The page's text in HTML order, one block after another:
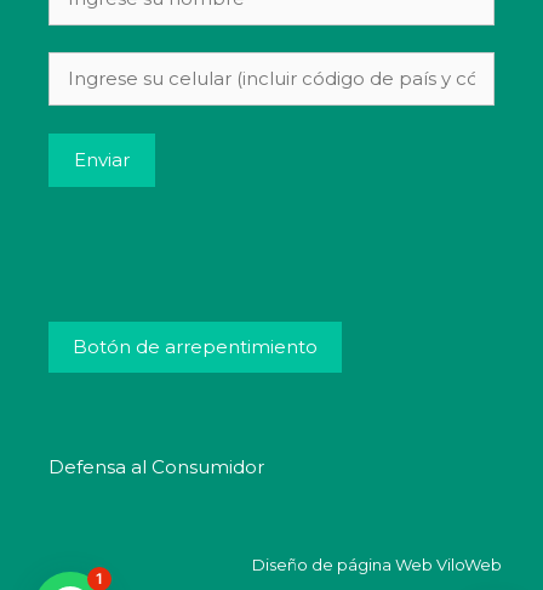
Botón de arrepentimiento
Defensa al Consumidor
Diseño de página Web ViloWeb
1